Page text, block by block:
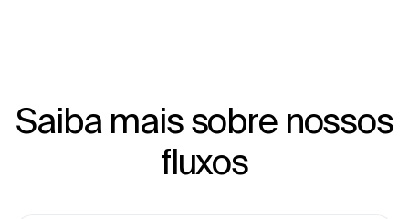
Saiba mais sobre nossos
fluxos